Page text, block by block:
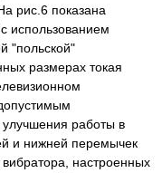
рис.6 показана
использованием
"польской"
размерах токая
работы в
и нижней перемычек
настроенных